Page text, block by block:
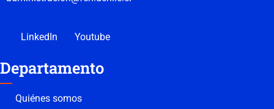
LinkedIn Youtube
Departamento
Quiénes somos